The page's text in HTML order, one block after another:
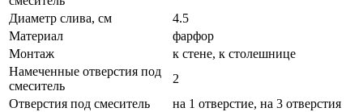
Диаметр слива, см
4.5
Материал
фарфор
Монтаж
к стене, к столешнице
Намеченные отверстия под
смеситель
2
Отверстия под смеситель
на 1 отверстие, на 3 отверстия